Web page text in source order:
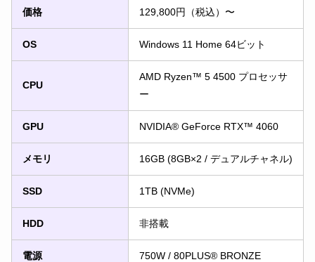
価格 129,800円（税込）〜
OS Windows 11 Home 64ビット
CPU
AMD Ryzen™ 5 4500 プロセッサ
ー
GPU NVIDIA® GeForce RTX™ 4060
メモリ 16GB (8GB×2 / デュアルチャネル)
SSD 1TB (NVMe)
HDD 非搭載
電源 750W / 80PLUS® BRONZE